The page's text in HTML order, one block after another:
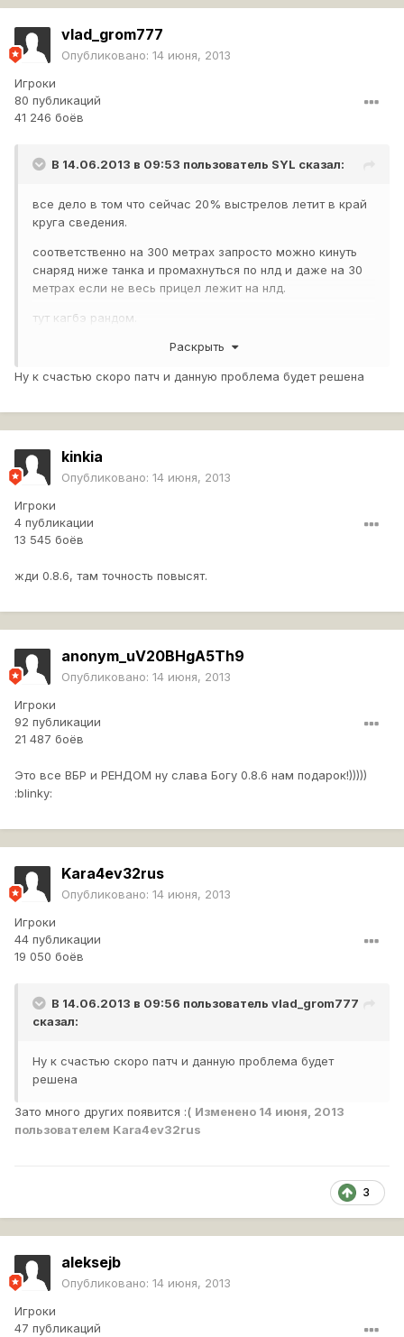
vlad_grom777
Опубликовано: 14 июня, 2013
Игроки
80 публикаций
41 246 боёв
В 14.06.2013 в 09:53 пользователь SYL сказал:
все дело в том что сейчас 20% выстрелов летит в край
круга сведения.
соответственно на 300 метрах запросто можно кинуть
снаряд ниже танка и промахнуться по нлд и даже на 30
метрах если не весь прицел лежит на нлд.
тут кагбэ рандом.
Раскрыть
Ну к счастью скоро патч и данную проблема будет решена
kinkia
Опубликовано: 14 июня, 2013
Игроки
4 публикации
13 545 боёв
жди 0.8.6, там точность повысят.
anonym_uV20BHgA5Th9
Опубликовано: 14 июня, 2013
Игроки
92 публикации
21 487 боёв
Это все ВБР и РЕНДОМ ну слава Богу 0.8.6 нам подарок!)))))
:blinky:
Kara4ev32rus
Опубликовано: 14 июня, 2013
Игроки
44 публикации
19 050 боёв
В 14.06.2013 в 09:56 пользователь vlad_grom777
сказал:
Ну к счастью скоро патч и данную проблема будет
решена
Зато много других появится :( Изменено 14 июня, 2013
пользователем Kara4ev32rus
3
aleksejb
Опубликовано: 14 июня, 2013
Игроки
47 публикаций